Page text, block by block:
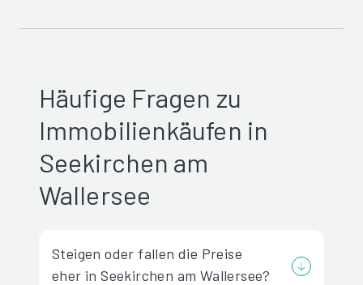
Häufige Fragen zu
Immobilienkäufen in
Seekirchen am
Wallersee
Steigen oder fallen die Preise
eher in Seekirchen am Wallersee?